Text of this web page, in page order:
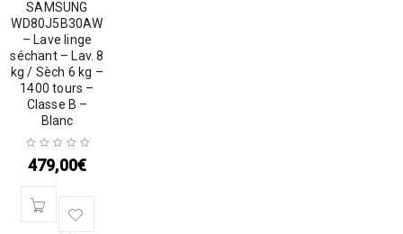
SAMSUNG
WD80J5B30AW
– Lave linge
séchant – Lav. 8
kg / Sèch 6 kg –
1400 tours –
Classe B –
Blanc
479,00€